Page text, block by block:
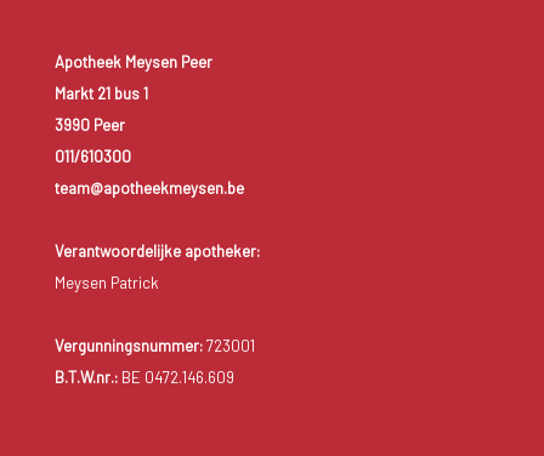
Apotheek Meysen Peer
Markt 21 bus 1
3990 Peer
011/610300
team@apotheekmeysen.be
Verantwoordelijke apotheker:
Meysen Patrick
Vergunningsnummer:723001
B.T.W.nr.:BE 0472.146.609